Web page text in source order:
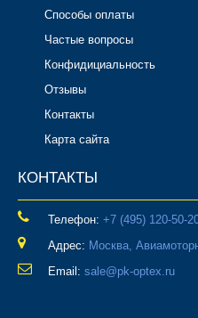
Способы оплаты
Частые вопросы
Конфидициальность
Отзывы
Контакты
Карта сайта
КОНТАКТЫ
Телефон: ‎+7 (495) 120-50-
Адрес: Москва,
Email: sale@pk-optex.ru